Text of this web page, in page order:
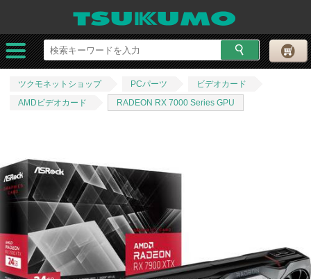
ツクモネットショップ PCパーツ
ビデオカード
AMDビデオカード
RADEON RX 7000 Series GPU